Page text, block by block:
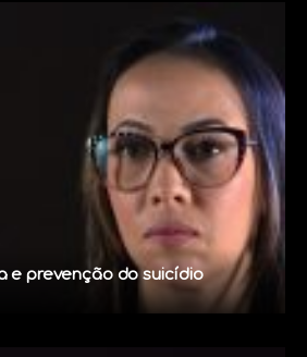
e prevenção do suicídio